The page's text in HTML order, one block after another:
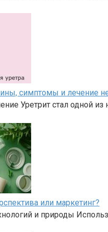
симптомы и лечение
Уретрит стал одной
или маркетинг?
и природы